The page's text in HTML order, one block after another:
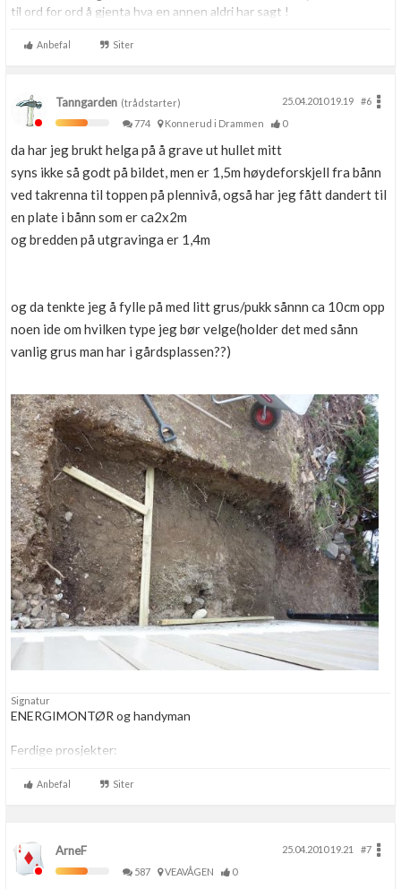
til ord for ord å gjenta hva en annen aldri har sagt !
Anbefal Siter
Tanngarden (trådstarter) 25.04.2010 19.19
#6
774
Konnerud i Drammen 0
da har jeg brukt helga på å grave ut hullet mitt
syns ikke så godt på bildet, men er 1,5m høydeforskjell fra bånn
ved takrenna til toppen på plennivå, også har jeg fått dandert til
en plate i bånn som er ca2x2m
og bredden på utgravinga er 1,4m
og da tenkte jeg å fylle på med litt grus/pukk sånnn ca 10cm opp
noen ide om hvilken type jeg bør velge(holder det med sånn
vanlig grus man har i gårdsplassen??)
Signatur
ENERGIMONTØR og handyman
Ferdige prosjekter:
Oppussing av kjøkken
Anbefal Siter
ArneF 25.04.2010 19.21
#7
587
VEAVÅGEN 0